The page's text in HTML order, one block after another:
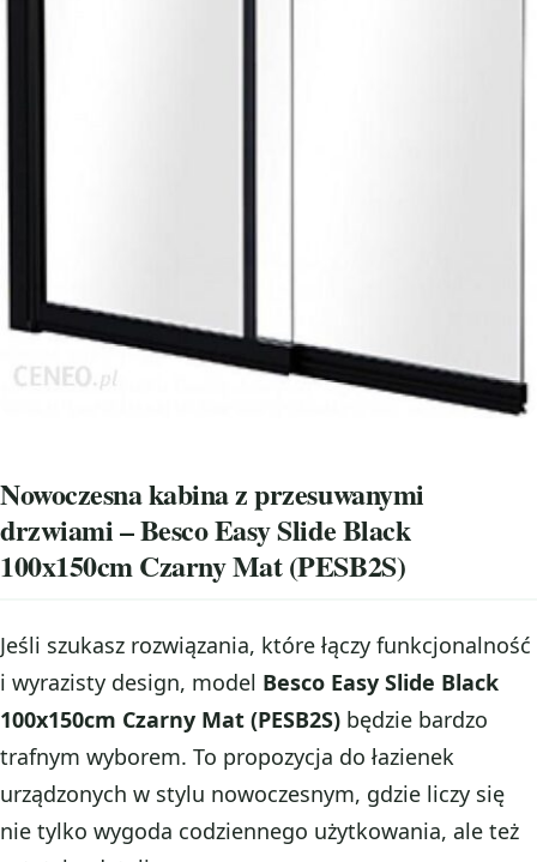
Nowoczesna kabina z przesuwanymi
drzwiami – Besco Easy Slide Black
100x150cm Czarny Mat (PESB2S)
Jeśli szukasz rozwiązania, które łączy funkcjonalność
i wyrazisty design, model Besco Easy Slide Black
100x150cm Czarny Mat (PESB2S) będzie bardzo
trafnym wyborem. To propozycja do łazienek
urządzonych w stylu nowoczesnym, gdzie liczy się
nie tylko wygoda codziennego użytkowania, ale też